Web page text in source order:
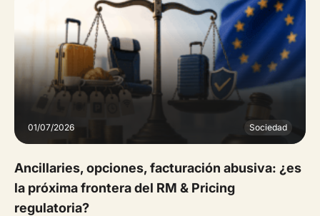
01/07/2026 Sociedad
Ancillaries, opciones, facturación abusiva: ¿es
la próxima frontera del RM & Pricing
regulatoria?